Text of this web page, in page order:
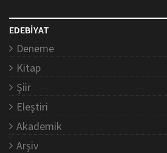
EDEBİYAT
Deneme
Kitap
Şiir
Eleştiri
Akademik
Arşiv